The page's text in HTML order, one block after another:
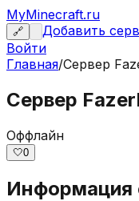
MyMinecraft.ru
🔗
Добавить
Войти
Главная/Сервер
Сервер
Оффлайн
🤍0
Информация